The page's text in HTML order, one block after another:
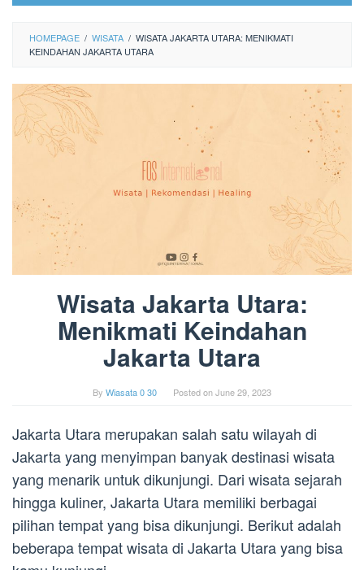
HOMEPAGE / WISATA / WISATA JAKARTA UTARA: MENIKMATI
KEINDAHAN JAKARTA UTARA
Wisata Jakarta Utara:
Menikmati Keindahan
Jakarta Utara
By Wiasata 0 30 Posted onJune 29, 2023
Jakarta Utara merupakan salah satu wilayah di
Jakarta yang menyimpan banyak destinasi wisata
yang menarik untuk dikunjungi. Dari wisata sejarah
hingga kuliner, Jakarta Utara memiliki berbagai
pilihan tempat yang bisa dikunjungi. Berikut adalah
beberapa tempat wisata di Jakarta Utara yang bisa